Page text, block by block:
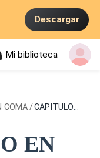
Descargar
Mi biblioteca
COMA /CAPITULO 1
EN